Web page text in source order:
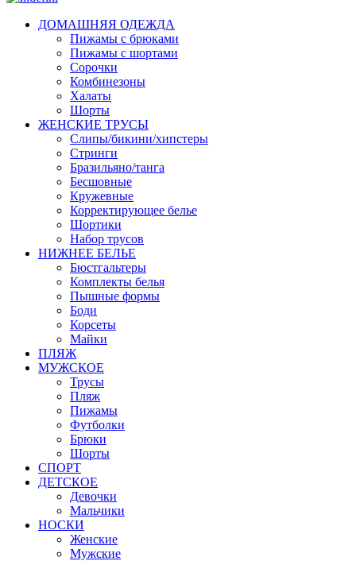
ДОМАШНЯЯ ОДЕЖДА
Пижамы с брюками
Пижамы с шортами
Сорочки
Комбинезоны
Халаты
Шорты
ЖЕНСКИЕ ТРУСЫ
Слипы/бикини/хипстеры
Стринги
Бразильяно/танга
Бесшовные
Кружевные
Корректирующее белье
Шортики
Набор трусов
НИЖНЕЕ БЕЛЬЕ
Бюстгальтеры
Комплекты белья
Пышные формы
Боди
Корсеты
Майки
ПЛЯЖ
МУЖСКОЕ
Трусы
Пляж
Пижамы
Футболки
Брюки
Шорты
СПОРТ
ДЕТСКОЕ
Девочки
Мальчики
НОСКИ
Женские
Мужские